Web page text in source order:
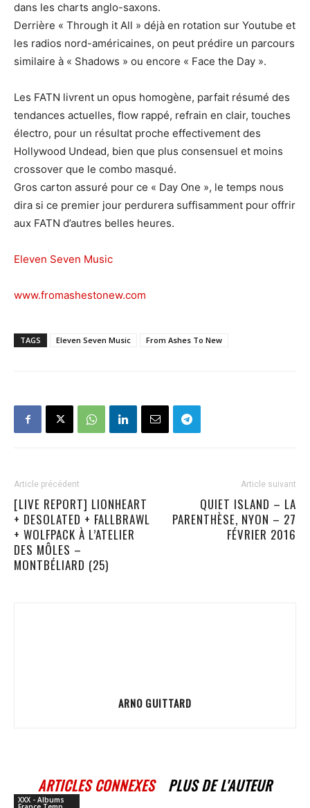
dans les charts anglo-saxons.
Derrière « Through it All » déjà en rotation sur Youtube et
les radios nord-américaines, on peut prédire un parcours
similaire à « Shadows » ou encore « Face the Day ».
Les FATN livrent un opus homogène, parfait résumé des
tendances actuelles, flow rappé, refrain en clair, touches
électro, pour un résultat proche effectivement des
Hollywood Undead, bien que plus consensuel et moins
crossover que le combo masqué.
Gros carton assuré pour ce « Day One », le temps nous
dira si ce premier jour perdurera suffisamment pour offrir
aux FATN d’autres belles heures.
Eleven Seven Music
www.fromashestonew.com
TAGS Eleven Seven Music From Ashes To New
Article précédent
[LIVE REPORT] LIONHEART
+ DESOLATED + FALLBRAWL
+ WOLFPACK À L’ATELIER
DES MÔLES –
MONTBÉLIARD (25)
Article suivant
QUIET ISLAND – LA
PARENTHÈSE, NYON – 27
FÉVRIER 2016
ARNO GUITTARD
ARTICLES CONNEXES PLUS DE L'AUTEUR
XXX - Albums